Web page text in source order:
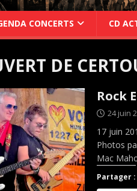
CONCERTS CD
DE
Rock
24 juin
17 juin
Photos
Mac
Partager :